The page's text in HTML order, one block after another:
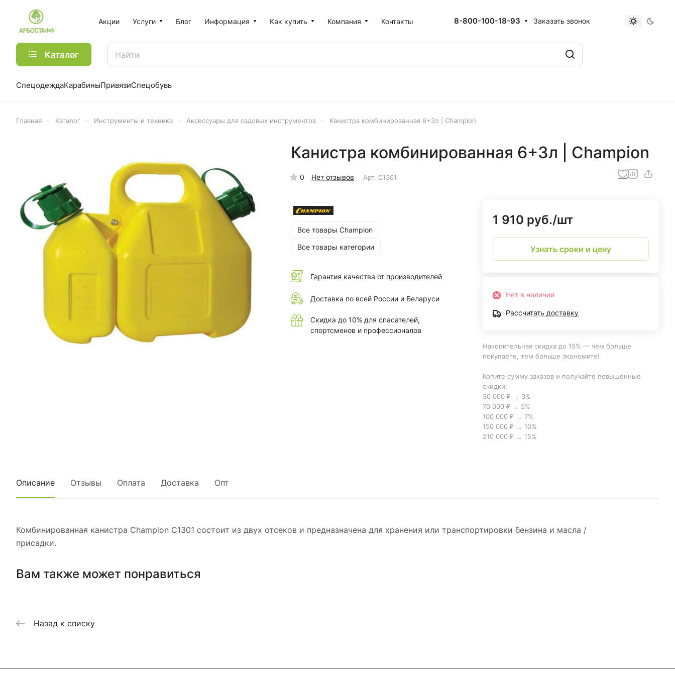
Акции Услуги Блог Информация Как купить Компания Контакты 8-800-100-18-93 Заказать звонок
Каталог
СпецодеждаКарабиныПривязиСпецобувь
Главная Каталог Инструменты и техника Аксессуары для садовых инструментов Канистра комбинированная 6+3л | Champion
Канистра комбинированная 6+3л | Champion
0 Нет отзывов Арт. C1301
Все товары Champion
Все товары категории
Гарантия качества от производителей
Доставка по всей России и Беларуси
Скидка до 10% для спасателей,
спортсменов и профессионалов
1 910 руб./шт
Узнать сроки и цену
Нет в наличии
Рассчитать доставку
Накопительная скидка до 15% — чем больше
покупаете, тем больше экономите!
Копите сумму заказов и получайте повышенные
скидки:
30 000 ₽ → 3%
70 000 ₽ → 5%
100 000 ₽ → 7%
150 000 ₽ → 10%
210 000 ₽ → 15%
Описание Отзывы Оплата Доставка Опт
Комбинированная канистра Champion C1301 состоит из двух отсеков и предназначена для хранения или транспортировки бензина и масла /
присадки.
Вам также может понравиться
Назад к списку